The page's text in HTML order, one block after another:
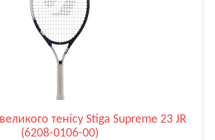
тенісу Stiga Supreme 23 JR
(6208-0106-00)